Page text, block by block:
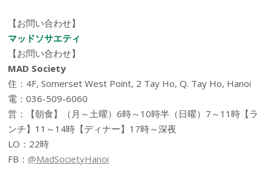
【お問い合わせ】
マッドソサエティ
【お問い合わせ】
MAD Society
住：4F, Somerset West Point, 2 Tay Ho, Q. Tay Ho, Hanoi
電：036-509-6060
営：【朝食】（月～土曜）6時～10時半（日曜）7～11時【ラ
ンチ】11～14時【ディナー】17時～深夜
LO：22時
FB：@MadSocietyHanoi